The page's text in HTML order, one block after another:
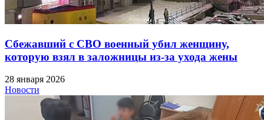
Сбежавший с СВО военный убил женщину,
которую взял в заложницы из-за ухода жены
28 января 2026
Новости